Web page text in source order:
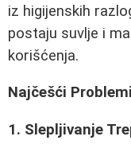
iz higijenskih
postaju suvlje i
korišćenja.
Najčešći
1. Slepljivanje